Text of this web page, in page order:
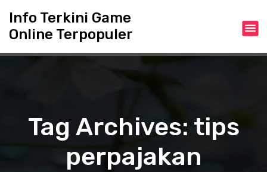
t
Info Terkini Game
Online Terpopuler
Tag Archives: tips
perpajakan